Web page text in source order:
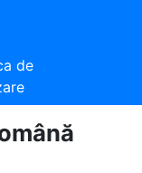
de